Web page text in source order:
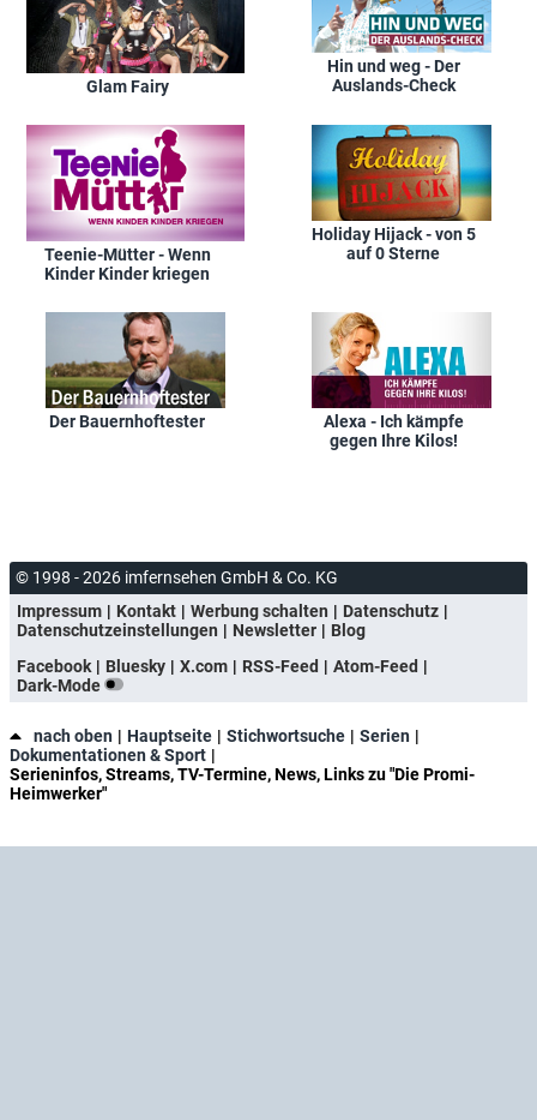
Glam Fairy
Hin und weg - Der
Auslands-Check
Teenie-Mütter - Wenn
Kinder Kinder kriegen
Holiday Hijack - von 5
auf 0 Sterne
Der Bauernhoftester
Alexa - Ich kämpfe
gegen Ihre Kilos!
© 1998 - 2026 imfernsehen GmbH & Co. KG
Impressum
Kontakt Werbung schalten
Datenschutz
Datenschutzeinstellungen
Newsletter
Blog
Facebook
Bluesky X.com RSS-Feed
Atom-Feed
Dark-Mode
nach oben Hauptseite Stichwortsuche
Serien
Dokumentationen & Sport
Serieninfos, Streams, TV-Termine, News, Links zu "Die Promi-
Heimwerker"